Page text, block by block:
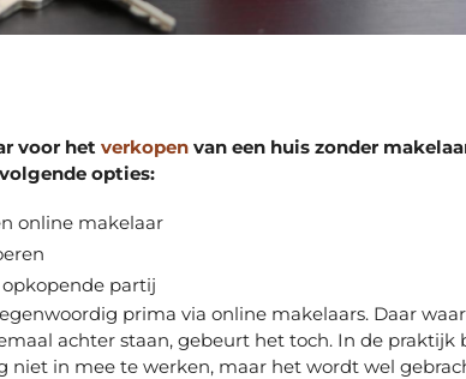
voor hetverkopen van een huis zonder
opties:
online makelaar
partij
prima via online makelaars. Daar
achter staan, gebeurt het toch. In de praktijk
niet in mee te werken, maar het wordt wel